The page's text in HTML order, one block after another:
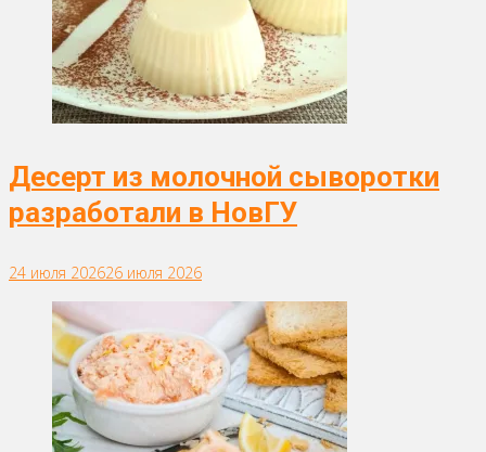
Десерт из молочной сыворотки
разработали в НовГУ
24 июля 202626 июля 2026